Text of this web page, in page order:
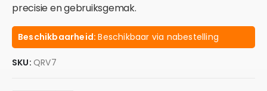
precisie en gebruiksgemak.
Beschikbaarheid:Beschikbaar via nabestelling
SKU: QRV7